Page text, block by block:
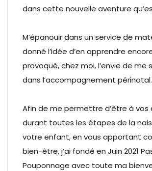
dans cette nouvelle aventure
M’épanouir dans un service de
donné l’idée d’en apprendre
provoqué, chez moi, l’envie de me
dans l’accompagnement périnatal.
Afin de me permettre d’être à vos
durant toutes les étapes de la
votre enfant, en vous apportant
bien-être, j’ai fondé en Juin 2021
Pouponnage avec toute ma